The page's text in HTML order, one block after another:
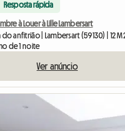
Resposta rápida
à Louer à Lille Lambersart
anfitrião | Lambersart (59130) | 12
de 1 noite
Ver anúncio